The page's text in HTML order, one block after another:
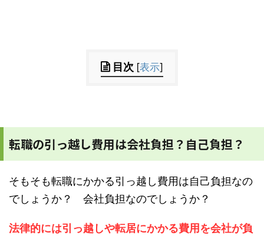
目次 [表示]
転職の引っ越し費用は会社負担？自己負担？
そもそも転職にかかる引っ越し費用は自己負担なの
でしょうか？ 会社負担なのでしょうか？
法律的には引っ越しや転居にかかる費用を会社が負